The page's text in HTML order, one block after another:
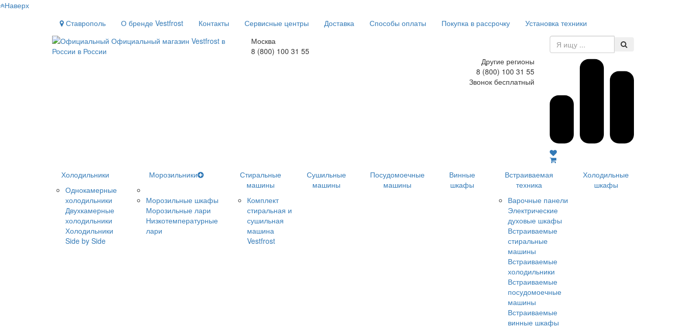
Наверх
Ставрополь
О бренде Vestfrost Контакты Сервисные центры Доставка Способы оплаты Покупка в рассрочку
Установка техники
Москва
8 (800) 100 31 55
Другие регионы
8 (800) 100 31 55
Звонок бесплатный
Холодильники
Однокамерные
холодильники
Двухкамерные
холодильники
Холодильники
Side by Side
Морозильники
Морозильные шкафы
Морозильные лари
Низкотемпературные
лари
Стиральные
машины
Комплект
стиральная и
сушильная
машина
Vestfrost
Сушильные
машины
Посудомоечные
машины
Винные
шкафы
Встраиваемая
техника
Варочные панели
Электрические
духовые шкафы
Встраиваемые
стиральные
машины
Встраиваемые
холодильники
Встраиваемые
посудомоечные
машины
Встраиваемые
винные шкафы
Холодильные
шкафы